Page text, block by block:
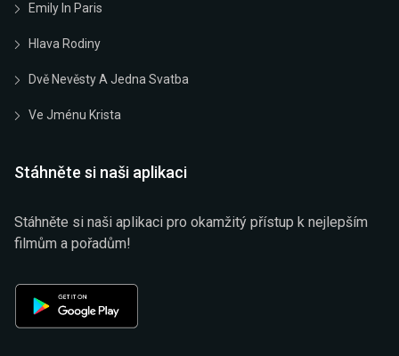
Emily In Paris
Hlava Rodiny
Dvě Nevěsty A Jedna Svatba
Ve Jménu Krista
Stáhněte si naši aplikaci
Stáhněte si naši aplikaci pro okamžitý přístup k nejlepším
filmům a pořadům!